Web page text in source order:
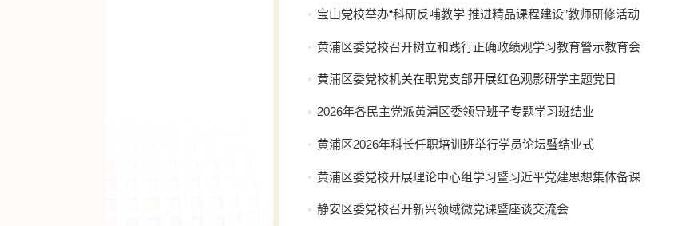
宝山党校举办“科研反哺教学 推进精品课程建设”教师研修活动
黄浦区委党校召开树立和践行正确政绩观学习教育警示教育会
黄浦区委党校机关在职党支部开展红色观影研学主题党日
2026年各民主党派黄浦区委领导班子专题学习班结业
黄浦区2026年科长任职培训班举行学员论坛暨结业式
黄浦区委党校开展理论中心组学习暨习近平党建思想集体备课
静安区委党校召开新兴领域微党课暨座谈交流会